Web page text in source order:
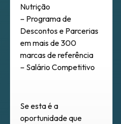
Nutrição
– Programa de
Descontos e Parcerias
em mais de 300
marcas de referência
– Salário Competitivo
Se esta é a
oportunidade que